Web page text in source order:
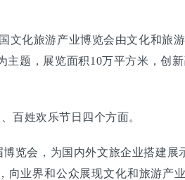
化旅游产业博览会由文化和旅
题，展览面积10万平方米，创
姓欢乐节日四个方面。
会，为国内外文旅企业搭建展
业界和公众展现文化和旅游产